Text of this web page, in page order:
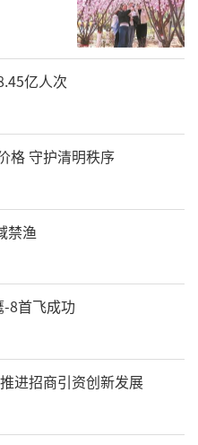
亿人次
格 守护清明秩序
禁渔
8首飞成功
进招商引资创新发展